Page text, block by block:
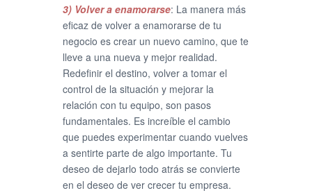
3) Volver a enamorarse: La manera más
eficaz de volver a enamorarse de tu
negocio es crear un nuevo camino, que te
lleve a una nueva y mejor realidad.
Redefinir el destino, volver a tomar el
control de la situación y mejorar la
relación con tu equipo, son pasos
fundamentales. Es increíble el cambio
que puedes experimentar cuando vuelves
a sentirte parte de algo importante. Tu
deseo de dejarlo todo atrás se convierte
en el deseo de ver crecer tu empresa.